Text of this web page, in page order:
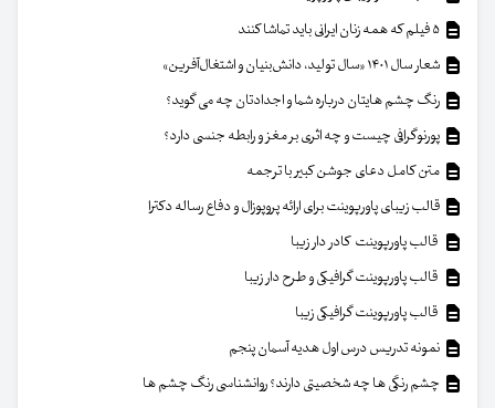
شعار سال ۱۴۰۱ «سال تولید، دانش‌بنیان و اشتغال‌آفرین»
رنگ چشم هایتان درباره شما و اجدادتان چه می گوید؟
پورنوگرافی چیست و چه اثری بر مغز و رابطه جنسی دارد؟
متن کامل دعای جوشن کبیر با ترجمه
قالب زیبای پاورپوینت برای ارائه پروپوزال و دفاع رساله دکترا
قالب پاورپوینت کادر دار زیبا
قالب پاورپوینت گرافیکی و طرح دار زیبا
قالب پاورپوینت گرافیکی زیبا
نمونه تدریس درس اول هدیه آسمان پنجم
چشم رنگی ها چه شخصیتی دارند؟ روانشناسی رنگ چشم ها